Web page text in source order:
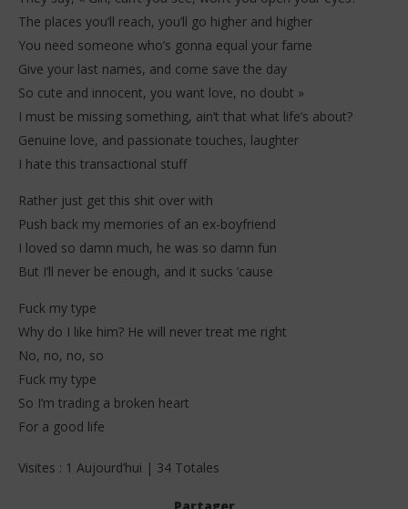
The places you’ll reach, you’ll go higher and higher
You need someone who’s gonna equal your fame
Give your last names, and come save the day
So cute and innocent, you want love, no doubt »
I must be missing something, ain’t that what life’s about?
Genuine love, and passionate touches, laughter
I hate this transactional stuff
Rather just get this shit over with
Push back my memories of an ex-boyfriend
I loved so damn much, he was so damn fun
But I’ll never be enough, and it sucks ’cause
Fuck my type
Why do I like him? He will never treat me right
No, no, no, so
Fuck my type
So I’m trading a broken heart
For a good life
Visites : 1 Aujourd’hui | 34 Totales